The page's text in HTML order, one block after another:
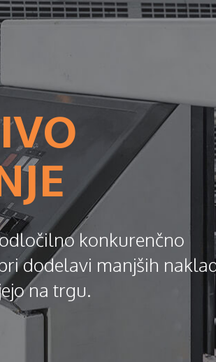
konkurenčno
dodelavi manjših
na trgu.